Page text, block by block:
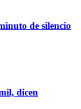
de silencio
dicen